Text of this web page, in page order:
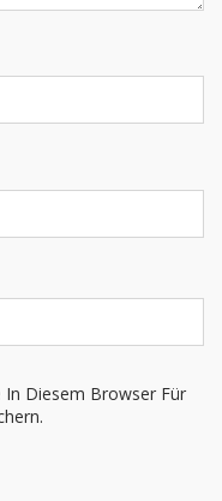
In Diesem Browser Für